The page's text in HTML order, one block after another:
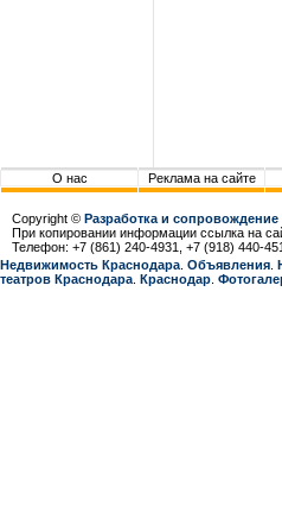
О нас Реклама на сайте
Copyright © Разработка и
При копировании информации ссылка на
Телефон: +7 (861) 240-4931, +7 (918) 440-
Недвижимость Краснодара Объявления
театров Краснодара Краснодар